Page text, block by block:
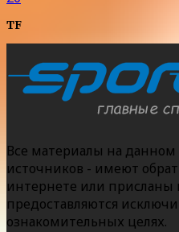
TF
Все материалы на
источников - имеют
интернете или присланы
предоставляются
ознакомительных целях.